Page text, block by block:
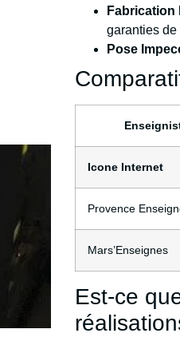
Fabrication
garanties
Pose
Icone Internet
Provence
Mars’Enseignes
Est-ce